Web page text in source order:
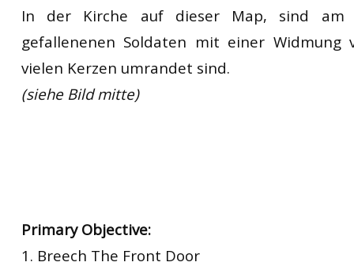
In der Kirche auf dieser Map, sind am
gefallenenen Soldaten mit einer Widmung
vielen Kerzen umrandet sind.
(siehe Bild mitte)
Primary Objective:
1. Breech The Front Door